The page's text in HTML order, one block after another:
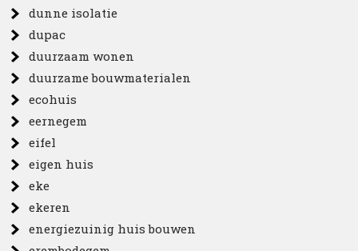
dunne isolatie
dupac
duurzaam wonen
duurzame bouwmaterialen
ecohuis
eernegem
eifel
eigen huis
eke
ekeren
energiezuinig huis bouwen